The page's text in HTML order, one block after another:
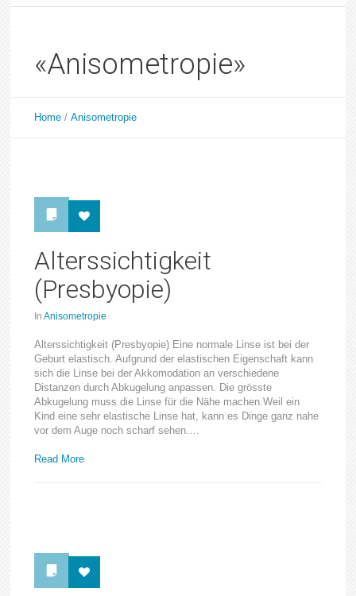
«Anisometropie»
Home /Anisometropie
Alterssichtigkeit
(Presbyopie)
InAnisometropie
Alterssichtigkeit (Presbyopie) Eine normale Linse ist bei der
Geburt elastisch. Aufgrund der elastischen Eigenschaft kann
sich die Linse bei der Akkomodation an verschiedene
Distanzen durch Abkugelung anpassen. Die grösste
Abkugelung muss die Linse für die Nähe machen.Weil ein
Kind eine sehr elastische Linse hat, kann es Dinge ganz nahe
vor dem Auge noch scharf sehen….
Read More